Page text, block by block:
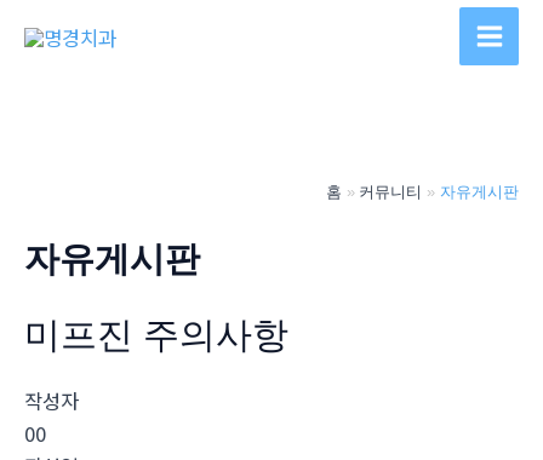
Main
홈 커뮤니티 자유게시판
자유게시판
미­프진 주의사항
작성자
00